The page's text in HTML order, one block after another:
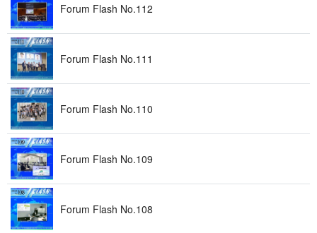
Forum Flash No . 1 1 2
Forum Flash No . 1 1 1
Forum Flash No . 1 1 0
Forum Flash No . 1 0 9
Forum Flash No . 1 0 8